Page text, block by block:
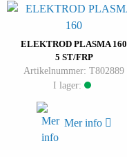
ELEKTROD PLASMA 160
5 ST/FRP
Artikelnummer: T802889
I lager:
Mer info